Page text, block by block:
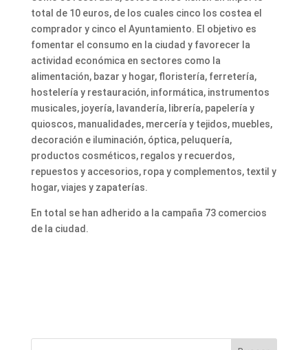
total de 10 euros, de los cuales cinco los costea el
comprador y cinco el Ayuntamiento. El objetivo es
fomentar el consumo en la ciudad y favorecer la
actividad económica en sectores como la
alimentación, bazar y hogar, floristería, ferretería,
hostelería y restauración, informática, instrumentos
musicales, joyería, lavandería, librería, papelería y
quioscos, manualidades, mercería y tejidos, muebles,
decoración e iluminación, óptica, peluquería,
productos cosméticos, regalos y recuerdos,
repuestos y accesorios, ropa y complementos, textil y
hogar, viajes y zapaterías.
En total se han adherido a la campaña 73 comercios
de la ciudad.